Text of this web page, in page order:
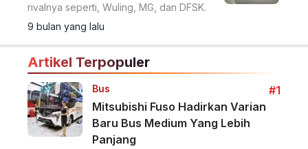
rivalnya seperti, Wuling, MG, dan DFSK.
9 bulan yang lalu
Artikel Terpopuler
Bus
#1
Mitsubishi Fuso Hadirkan Varian
Baru Bus Medium Yang Lebih
Panjang